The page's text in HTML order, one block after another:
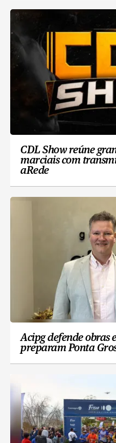
CDL Show reúne
marciais com
aRede
Acipg defende obras
preparam Ponta